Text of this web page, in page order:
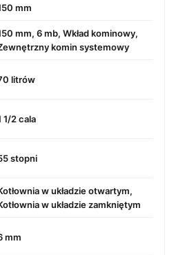
mm
mm, 6 mb, Wkład kominowy,
komin systemowy
litrów
1/2 cala
stopni
w układzie otwartym,
w układzie zamkniętym
mm